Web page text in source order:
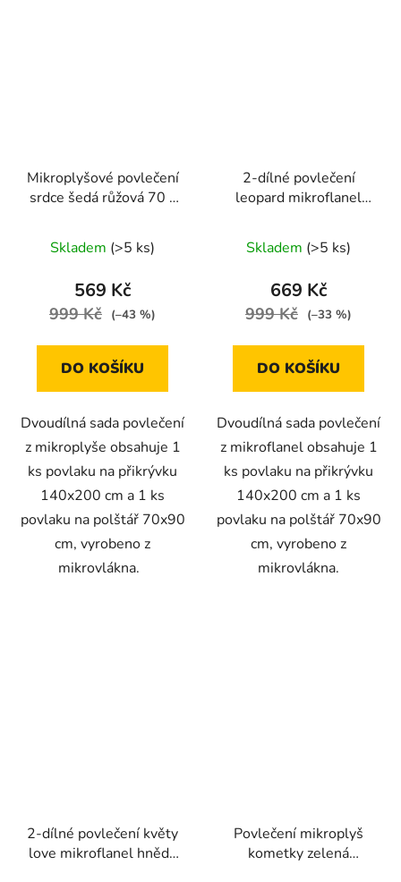
Mikroplyšové povlečení
srdce šedá růžová 70 x
Skladem (>5 ks)
569 Kč
999 Kč (–43 %)
DO KOŠÍKU
Dvoudílná sada povlečení
z mikroplyše obsahuje 1
ks povlaku na přikrývku
140x200 cm a 1 ks
povlaku na polštář 70x90
cm, vyrobeno z
mikrovlákna.
2-dílné povlečení
leopard mikroflanel
postel
Skladem (>5 ks)
669 Kč
999 Kč (–33 %)
DO KOŠÍKU
Dvoudílná sada povlečení
z mikroflanel obsahuje 1
ks povlaku na přikrývku
140x200 cm a 1 ks
povlaku na polštář 70x90
cm, vyrobeno z
mikrovlákna.
2-dílné povlečení květy
love mikroflanel hnědá
Povlečení mikroplyš
kometky zelená